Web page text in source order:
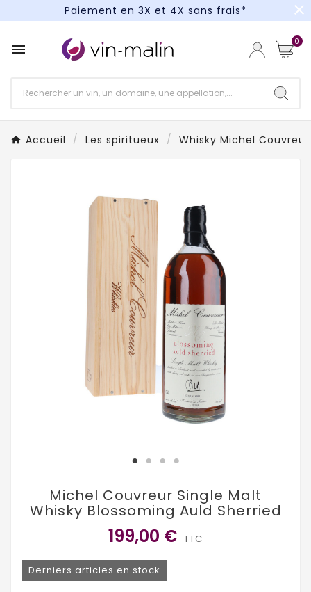
Paiement en 3X et 4X sans frais*
Paiement en 3X et 4X sans frais*
close
 0
Accueil Les spiritueux Whisky Michel Couvreur
Michel Couvreur Single Malt
Whisky Blossoming Auld Sherried
199,00 € TTC
Derniers articles en stock